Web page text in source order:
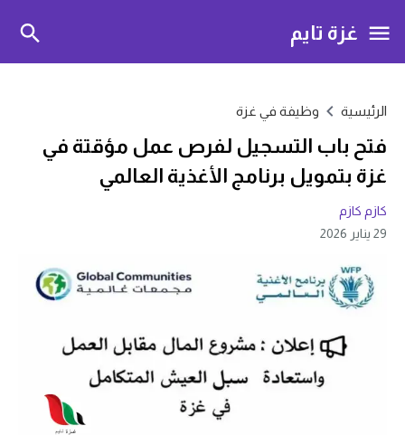
غزة تايم
الرئيسية وظيفة في غزة
فتح باب التسجيل لفرص عمل مؤقتة في
غزة بتمويل برنامج الأغذية العالمي
كازم كازم
29 يناير 2026